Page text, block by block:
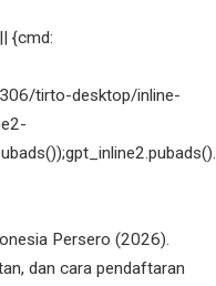
{cmd:
tirto-desktop/inline-
Persero (2026).
dan cara pendaftaran